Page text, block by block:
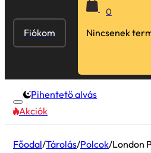
Fiókom
0
Nincsenek
Pihentető alvás
Akciók
Főodal/Tárolás/Polcok/London